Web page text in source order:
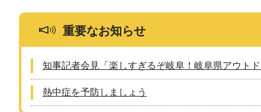
重要なお知らせ
知事記者会見「楽しすぎるぞ岐阜！岐阜県アウト
熱中症を予防しましょう